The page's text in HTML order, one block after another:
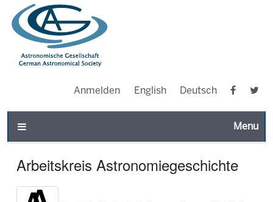
Anmelden English Deutsch
Toggle
Arbeitskreis Astronomiegeschichte